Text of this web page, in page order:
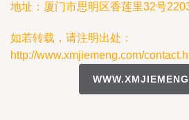
地址：厦门市思明区香莲里32号
如若转载，请注明出处：
http://www.xmjiemeng.com/